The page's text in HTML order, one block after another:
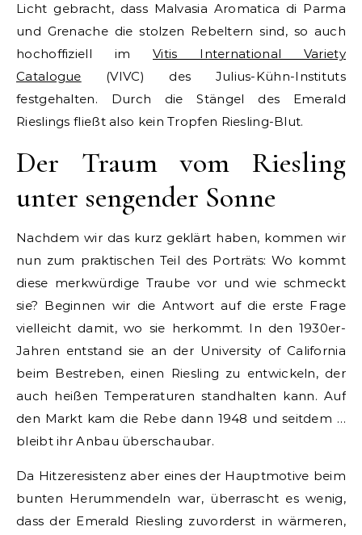
Licht gebracht, dass Malvasia Aromatica di Parma
und Grenache die stolzen Rebeltern sind, so auch
hochoffiziell im Vitis International Variety
Catalogue (VIVC) des Julius-Kühn-Instituts
festgehalten. Durch die Stängel des Emerald
Rieslings fließt also kein Tropfen Riesling-Blut.
Der Traum vom Riesling
unter sengender Sonne
Nachdem wir das kurz geklärt haben, kommen wir
nun zum praktischen Teil des Porträts: Wo kommt
diese merkwürdige Traube vor und wie schmeckt
sie? Beginnen wir die Antwort auf die erste Frage
vielleicht damit, wo sie herkommt. In den 1930er-
Jahren entstand sie an der University of California
beim Bestreben, einen Riesling zu entwickeln, der
auch heißen Temperaturen standhalten kann. Auf
den Markt kam die Rebe dann 1948 und seitdem …
bleibt ihr Anbau überschaubar.
Da Hitzeresistenz aber eines der Hauptmotive beim
bunten Herummendeln war, überrascht es wenig,
dass der Emerald Riesling zuvorderst in wärmeren,